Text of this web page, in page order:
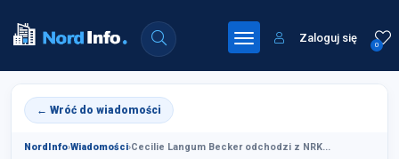
0
Zaloguj się
← Wróć do wiadomości
NordInfo›Wiadomości›Cecilie Langum Becker odchodzi z NRK...